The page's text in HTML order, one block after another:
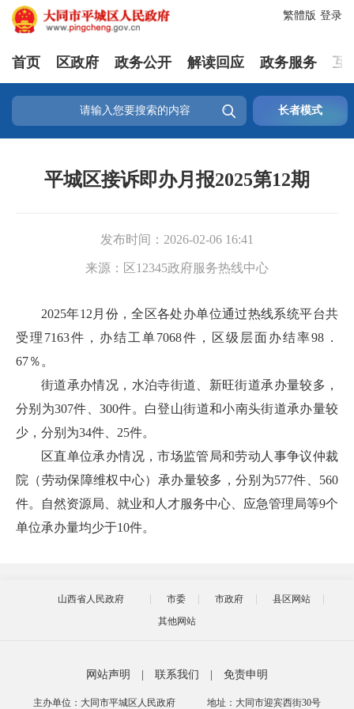
登录
繁體版
首页 区政府 政务公开 解读回应 政务服务 互
 长者模式
平城区接诉即办月报2025第12期
发布时间： 2026-02-06 16:41
来源： 区12345政府服务热线中心
2025年12月份，全区各处办单位通过热线系统平台共
受理7163件，办结工单7068件，区级层面办结率98．
67％。
街道承办情况，水泊寺街道、新旺街道承办量较多，
分别为307件、300件。白登山街道和小南头街道承办量较
少，分别为34件、25件。
区直单位承办情况，市场监管局和劳动人事争议仲裁
院（劳动保障维权中心）承办量较多，分别为577件、560
件。自然资源局、就业和人才服务中心、应急管理局等9个
单位承办量均少于10件。
山西省人民政府 市委 市政府
县区网站
其他网站
网站声明 联系我们 免责申明
主办单位：大同市平城区人民政府 地址：大同市迎宾西街30号